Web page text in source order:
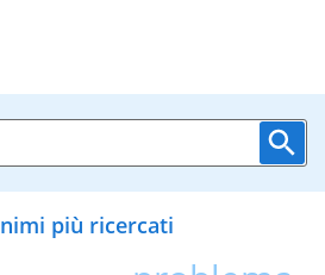
più ricercati